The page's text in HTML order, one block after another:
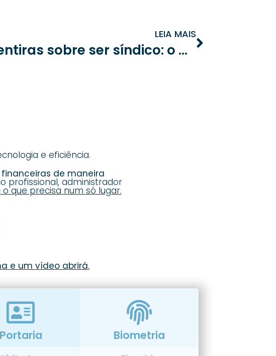
LEIA MAIS
Verdades e mentiras sobre ser síndico: o que você precisa saber
e eficiência.
de maneira
profissional, administrador
que precisa num só lugar.
e um vídeo abrirá.
Portaria Biometria